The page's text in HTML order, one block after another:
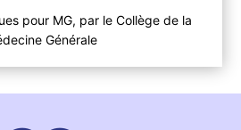
pour MG, par le Collège de la
Générale